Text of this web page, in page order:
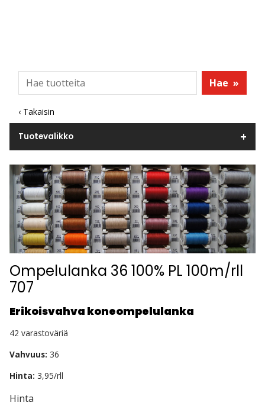
Hae »
‹ Takaisin
Tuotevalikko
Ompelulanka 36 100% PL 100m/rll
707
Erikoisvahva koneompelulanka
42 varastoväriä
Vahvuus: 36
Hinta: 3,95/rll
Hinta